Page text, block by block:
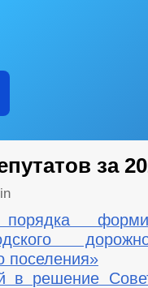
за
поселения»
в решение